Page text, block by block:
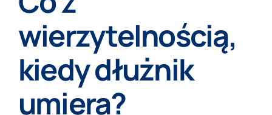
Oferta
wierzytelnością,
kiedy dłużnik
umiera?